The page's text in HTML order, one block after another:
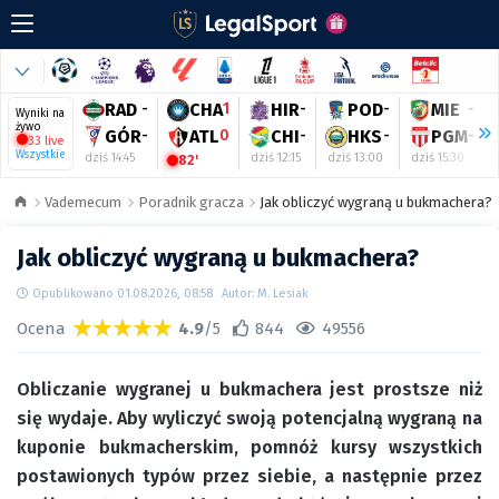
Wyniki na
żywo
33 live
Wszystkie
RAD -
GÓR-
dziś 14:45
CHA1
ATL0
82'
HIR-
CHI-
dziś 12:15
POD-
HKS-
dziś 13:00
MIE -
PGM-
dziś 15:30
Vademecum Poradnik gracza Jak obliczyć wygraną u bukmachera?
Jak obliczyć wygraną u bukmachera?
Opublikowano 01.08.2026, 08:58 Autor: M. Lesiak
Ocena 4.9/5 844 49556
Obliczanie wygranej u bukmachera jest prostsze niż
się wydaje. Aby wyliczyć swoją potencjalną wygraną na
kuponie bukmacherskim, pomnóż kursy wszystkich
postawionych typów przez siebie, a następnie przez